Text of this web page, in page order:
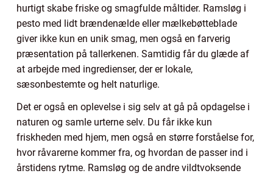
hurtigt skabe friske og smagfulde måltider. Ramsløg i
pesto med lidt brændenælde eller mælkebøtteblade
giver ikke kun en unik smag, men også en farverig
præsentation på tallerkenen. Samtidig får du glæde af
at arbejde med ingredienser, der er lokale,
sæsonbestemte og helt naturlige.
Det er også en oplevelse i sig selv at gå på opdagelse i
naturen og samle urterne selv. Du får ikke kun
friskheden med hjem, men også en større forståelse for,
hvor råvarerne kommer fra, og hvordan de passer ind i
årstidens rytme. Ramsløg og de andre vildtvoksende